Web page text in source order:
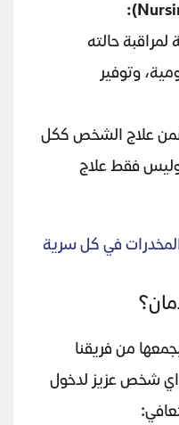
حالته
وتوفير
علاج الشخص ككل
وليس فقط علاج
في كل سرية
من فريقنا
اي شخص عزيز لدخول